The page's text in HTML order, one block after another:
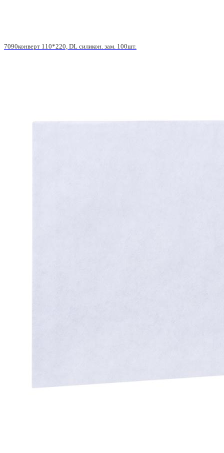
7090конверт 110*220, DL силикон. зам. 100шт.